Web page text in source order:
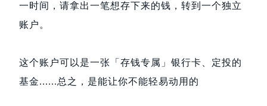
一时间，请拿出一笔想存下来的钱，转到一个独立
账户。
这个账户可以是一张「存钱专属」银行卡、定投的
基金......总之，是能让你不能轻易动用的